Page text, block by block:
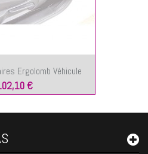
Ergolomb Véhicule
€